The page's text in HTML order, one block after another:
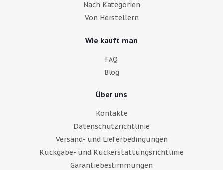
Nach Kategorien
Von Herstellern
Wie kauft man
FAQ
Blog
Über uns
Kontakte
Datenschutzrichtlinie
Versand- und Lieferbedingungen
Rückgabe- und Rückerstattungsrichtlinie
Garantiebestimmungen